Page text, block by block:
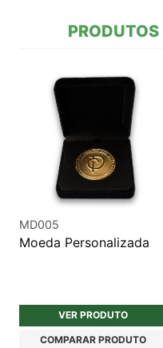
MD005
Moeda Personalizada
VER PRODUTO
COMPARAR PRODUTO